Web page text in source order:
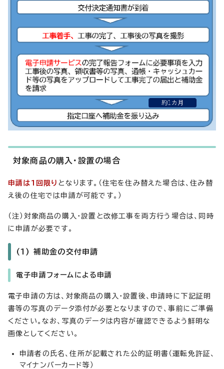
対象商品の購入・設置の場合
申請は1回限り となります。（住宅を住み替えた場合は、住み替
え後の住宅では申請が可能です。）
（注）対象商品の購入・設置と改修工事を両方行う場合は、同時
に申請が必要です。
(1) 補助金の交付申請
電子申請フォームによる申請
電子申請の方は、対象商品の購入・設置後、申請時に下記証明
書等の写真のデータ添付が必要となりますので、事前にご準備
ください。なお、写真のデータは内容が確認できるよう鮮明な
画像としてください。
申請者の氏名、住所が記載された公的証明書（運転免許証、
マイナンバーカード等）